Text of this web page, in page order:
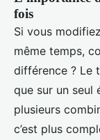
fois
Si vous
même temps,
différence ? Le
que sur un seul
plusieurs
c’est plus